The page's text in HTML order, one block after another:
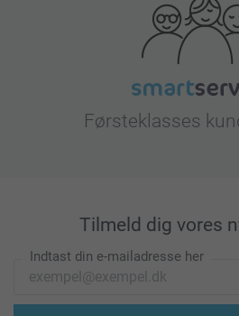
Førsteklasses
Tilmeld dig vores
Indtast din e-mailadresse her